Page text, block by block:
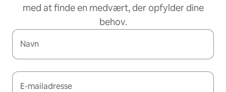
med at finde en medvært, der opfylder dine
behov.
Navn
E-mailadresse